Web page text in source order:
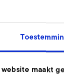
website maakt
Kostal
Onze experts